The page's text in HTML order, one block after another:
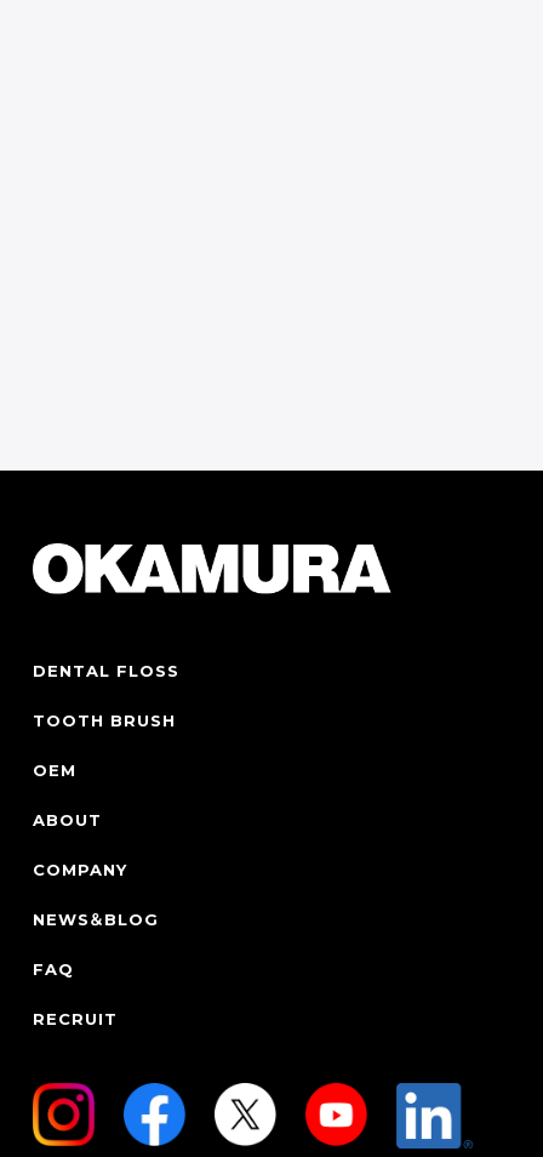
DENTAL FLOSS
TOOTH BRUSH
OEM
ABOUT
COMPANY
NEWS＆BLOG
FAQ
RECRUIT